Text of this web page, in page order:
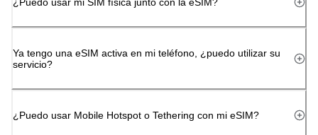
Ya tengo una eSIM activa en mi teléfono, ¿puedo utilizar su
servicio?
¿Puedo usar Mobile Hotspot o Tethering con mi eSIM?